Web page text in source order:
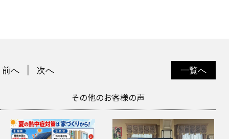
一覧へ
前へ 次へ
その他のお客様の声